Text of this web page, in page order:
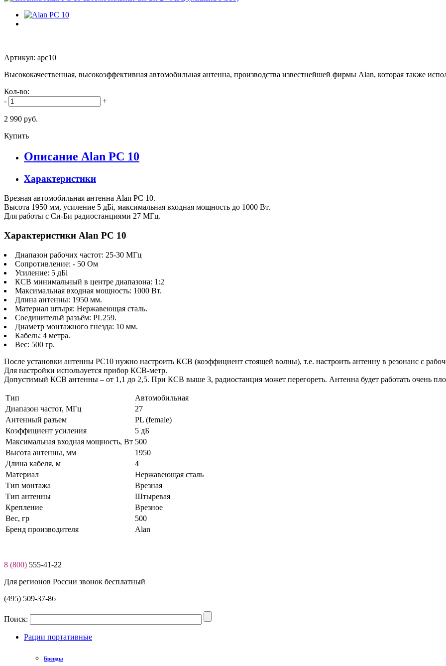
Артикул: apc10
Высококачественная, высокоэффективная автомобильная антенна, производства известнейшей фирмы Alan, которая также
Кол-во:
-
+
2 990 руб.
Купить
Описание Alan PC 10
Характеристики
Врезная автомобильная антенна Alan PC 10.
Высота 1950 мм, усиление 5 дБi, максимальная входная мощность до 1000 Вт.
Для работы с Си-Би радиостанциями 27 МГц.
Характеристики Alan PC 10
Диапазон рабочих частот: 25-30 МГц
Сопротивление: - 50 Ом
Усиление: 5 дБi
КСВ минимальный в центре диапазона: 1:2
Максимальная входная мощность: 1000 Вт.
Длина антенны: 1950 мм.
Материал штыря: Нержавеющая сталь.
Соединительй разъём: PL259.
Диаметр монтажного гнезда: 10 мм.
Кабель: 4 метра.
Вес: 500 гр.
После установки антенны PC10 нужно настроить КСВ (коэффициент стоящей волны), т.е. настроить антенну в резонанс с
Для настройки используется прибор КСВ-метр.
Допустимый КСВ антенны – от 1,1 до 2,5. При КСВ выше 3, радиостанция может перегореть. Антенна будет работать очень
Тип
Автомобильная
Диапазон частот, МГц
27
Антенный разъем
PL (female)
Коэффициент усиления
5 дБ
Максимальная входная мощность, Вт 500
Высота антенны, мм
1950
Длина кабеля, м
4
Материал
Нержавеющая сталь
Тип монтажа
Врезная
Тип антенны
Штыревая
Крепление
Врезное
Вес, гр
500
Бренд производителя
Alan
8 (800) 555-41-22
Для регионов России звонок бесплатный
(495) 509-37-86
Поиск:
Рации портативные
Бренды